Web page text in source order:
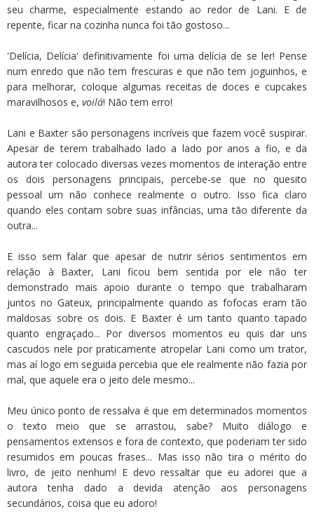
seu charme, especialmente estando ao redor de Lani. E de
repente, ficar na cozinha nunca foi tão gostoso...
'Delícia, Delícia' definitivamente foi uma delícia de se ler! Pense
num enredo que não tem frescuras e que não tem joguinhos, e
para melhorar, coloque algumas receitas de doces e cupcakes
maravilhosos e, voilá! Não tem erro!
Lani e Baxter são personagens incríveis que fazem você suspirar.
Apesar de terem trabalhado lado a lado por anos a fio, e da
autora ter colocado diversas vezes momentos de interação entre
os dois personagens principais, percebe-se que no quesito
pessoal um não conhece realmente o outro. Isso fica claro
quando eles contam sobre suas infâncias, uma tão diferente da
outra...
E isso sem falar que apesar de nutrir sérios sentimentos em
relação à Baxter, Lani ficou bem sentida por ele não ter
demonstrado mais apoio durante o tempo que trabalharam
juntos no Gateux, principalmente quando as fofocas eram tão
maldosas sobre os dois. E Baxter é um tanto quanto tapado
quanto engraçado... Por diversos momentos eu quis dar uns
cascudos nele por praticamente atropelar Lani como um trator,
mas aí logo em seguida percebia que ele realmente não fazia por
mal, que aquele era o jeito dele mesmo...
Meu único ponto de ressalva é que em determinados momentos
o texto meio que se arrastou, sabe? Muito diálogo e
pensamentos extensos e fora de contexto, que poderiam ter sido
resumidos em poucas frases... Mas isso não tira o mérito do
livro, de jeito nenhum! E devo ressaltar que eu adorei que a
autora tenha dado a devida atenção aos personagens
secundários, coisa que eu adoro!